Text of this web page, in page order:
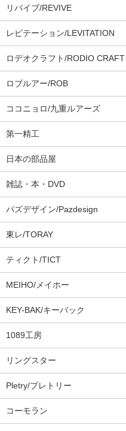
リバイブ/REVIVE
レビテーション/LEVITATION
ロデオクラフト/RODIO CRAFT
ロブルアー/ROB
ココニョロ/九重ルアーズ
第一精工
日本の部品屋
雑誌・本・DVD
パズデザイン/Pazdesign
東レ/TORAY
ティクト/TICT
MEIHO/メイホー
KEY-BAK/キーバック
1089工房
リングスター
Pletry/プレトリー
コーモラン